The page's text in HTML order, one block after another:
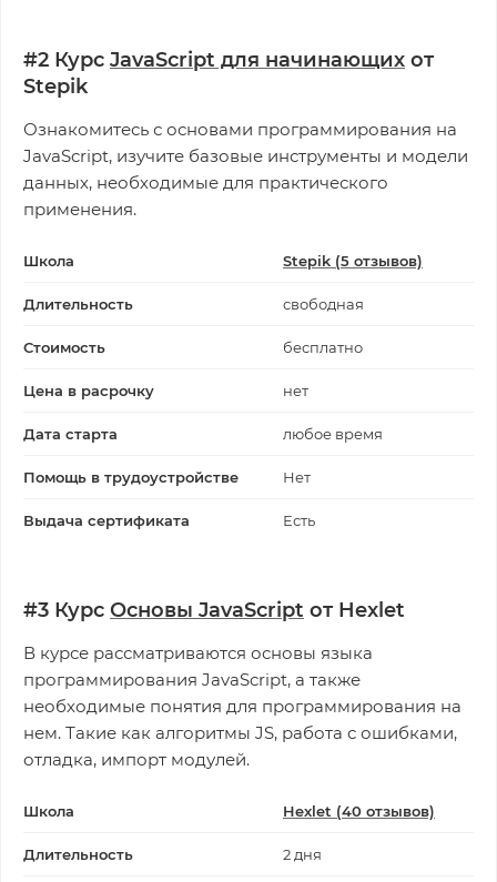
#2 Курс JavaScript для начинающих от
Stepik
Ознакомитесь с основами программирования на
JavaScript, изучите базовые инструменты и модели
данных, необходимые для практического
применения.
Школа Stepik (5 отзывов)
Длительность свободная
Стоимость бесплатно
Цена в расрочку нет
Дата старта любое время
Помощь в трудоустройстве Нет
Выдача сертификата Есть
#3 Курс Основы JavaScript от Hexlet
В курсе рассматриваются основы языка
программирования JavaScript, а также
необходимые понятия для программирования на
нем. Такие как алгоритмы JS, работа с ошибками,
отладка, импорт модулей.
Школа Hexlet (40 отзывов)
Длительность 2 дня